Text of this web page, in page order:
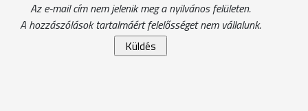
Az e-mail cím nem jelenik meg a nyilvános felületen.
A hozzászólások tartalmáért felelősséget nem vállalunk.